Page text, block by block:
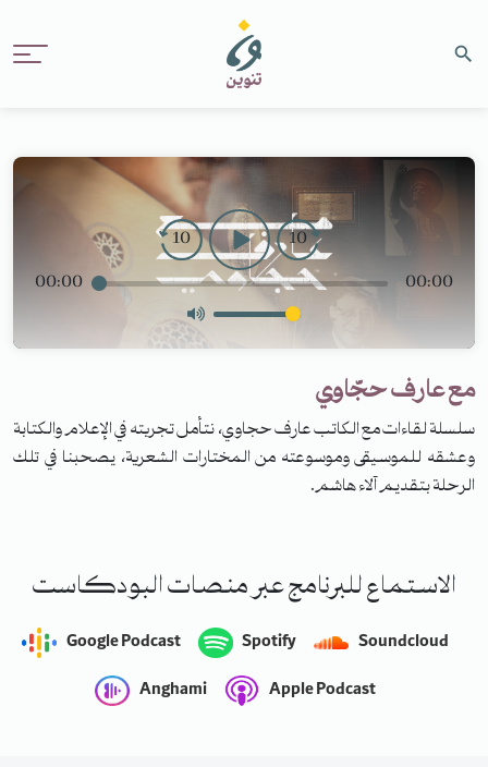
10
10
00:00
00:00
مع عارف حجّاوي
سلسلة لقاءات مع الكاتب عارف حجاوي، نتأمل تجربته في الإعلام والكتابة
وعشقه للموسيقى وموسوعته من المختارات الشعرية، يصحبنا في تلك
الرحلة بتقديم آلاء هاشم.
الاستماع للبرنامج عبر منصات البودكاست
Soundcloud
Spotify
Google Podcast
Apple Podcast
Anghami